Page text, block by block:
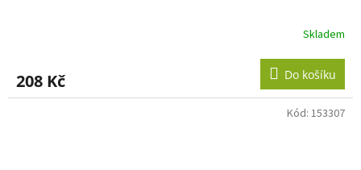
Skladem
208 Kč Do košíku
Kód: 153307